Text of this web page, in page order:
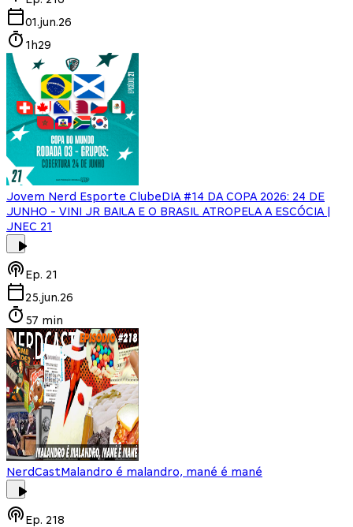
01.jun.26
1h29
Jovem Nerd Esporte ClubeDIA #14 DA COPA 2026: 24 DE
JUNHO - VINI JR BAILA E O BRASIL ATROPELA A ESCÓCIA |
JNEC 21
Ep. 21
25.jun.26
57 min
NerdCastMalandro é malandro, mané é mané
Ep. 218